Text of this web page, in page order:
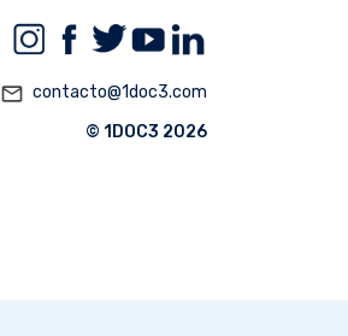
mail_outline contacto@1doc3.com
© 1DOC3 2026